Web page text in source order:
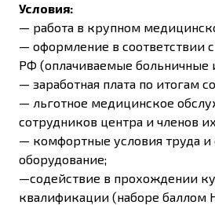
Условия:
— работа в крупном
— оформление в соответствии
РФ (оплачиваемые больничные
— заработная плата по итогам
— льготное медицинское
сотрудников центра и членов
— комфортные условия труда и
оборудование;
—содействие в прохождении
квалификации (наборе